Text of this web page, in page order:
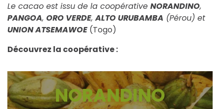
Le cacao est issu de la coopérative NORANDINO,
PANGOA, ORO VERDE,ALTO URUBAMBA (Pérou) et
UNION ATSEMAWOE (Togo)
Découvrez la coopérative :
NORANDINO